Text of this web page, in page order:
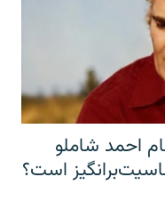
احمد شاملو
است؟